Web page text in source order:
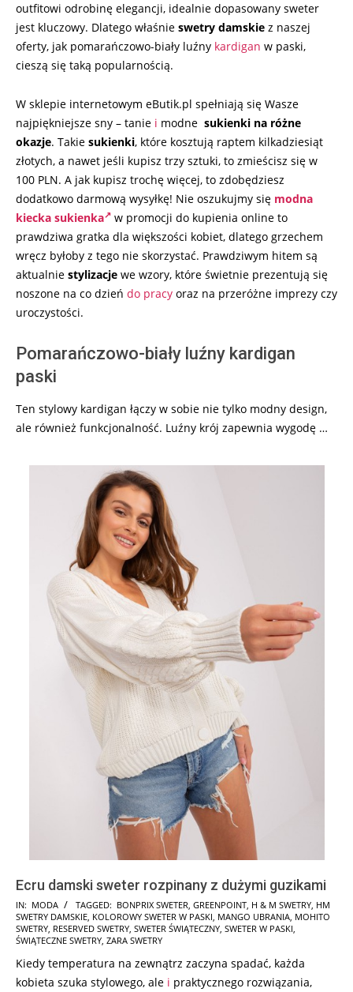
outfitowi odrobinę elegancji, idealnie dopasowany sweter
jest kluczowy. Dlatego właśnie swetry damskie z naszej
oferty, jak pomarańczowo-biały luźny kardigan w paski,
cieszą się taką popularnością.
W sklepie internetowym eButik.pl spełniają się Wasze
najpiękniejsze sny – tanie i modne sukienki na różne
okazje. Takie sukienki, które kosztują raptem kilkadziesiąt
złotych, a nawet jeśli kupisz trzy sztuki, to zmieścisz się w
100 PLN. A jak kupisz trochę więcej, to zdobędziesz
dodatkowo darmową wysyłkę! Nie oszukujmy się modna
kiecka sukienka
w promocji do kupienia online to
prawdziwa gratka dla większości kobiet, dlatego grzechem
wręcz byłoby z tego nie skorzystać. Prawdziwym hitem są
aktualnie stylizacje we wzory, które świetnie prezentują się
noszone na co dzień do pracy oraz na przeróżne imprezy czy
uroczystości.
Pomarańczowo-biały luźny kardigan
paski
Ten stylowy kardigan łączy w sobie nie tylko modny design,
ale również funkcjonalność. Luźny krój zapewnia wygodę …
Ecru damski sweter rozpinany z dużymi guzikami
2025-
11-
20
IN: MODA TAGGED: BONPRIX SWETER GREENPOINT H & M SWETRY HM
SWETRY DAMSKIE KOLOROWY SWETER W PASKI MANGO UBRANIA MOHITO
SWETRY RESERVED SWETRY SWETER ŚWIĄTECZNY SWETER W PASKI
ŚWIĄTECZNE SWETRY ZARA SWETRY
Kiedy temperatura na zewnątrz zaczyna spadać, każda
kobieta szuka stylowego, ale i praktycznego rozwiązania,